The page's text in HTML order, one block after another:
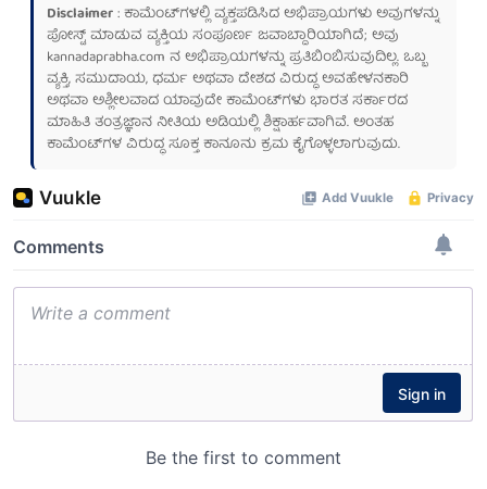
Disclaimer: ಕಾಮೆಂಟ್‌ಗಳಲ್ಲಿ ವ್ಯಕ್ತಪಡಿಸಿದ ಅಭಿಪ್ರಾಯಗಳು ಅವುಗಳನ್ನು
ಪೋಸ್ಟ್ ಮಾಡುವ ವ್ಯಕ್ತಿಯ ಸಂಪೂರ್ಣ ಜವಾಬ್ದಾರಿಯಾಗಿದೆ; ಅವು
kannadaprabha.com ನ ಅಭಿಪ್ರಾಯಗಳನ್ನು ಪ್ರತಿಬಿಂಬಿಸುವುದಿಲ್ಲ. ಒಬ್ಬ
ವ್ಯಕ್ತಿ, ಸಮುದಾಯ, ಧರ್ಮ ಅಥವಾ ದೇಶದ ವಿರುದ್ಧ ಅವಹೇಳನಕಾರಿ
ಅಥವಾ ಅಶ್ಲೀಲವಾದ ಯಾವುದೇ ಕಾಮೆಂಟ್‌ಗಳು ಭಾರತ ಸರ್ಕಾರದ
ಮಾಹಿತಿ ತಂತ್ರಜ್ಞಾನ ನೀತಿಯ ಅಡಿಯಲ್ಲಿ ಶಿಕ್ಷಾರ್ಹವಾಗಿವೆ. ಅಂತಹ
ಕಾಮೆಂಟ್‌ಗಳ ವಿರುದ್ಧ ಸೂಕ್ತ ಕಾನೂನು ಕ್ರಮ ಕೈಗೊಳ್ಳಲಾಗುವುದು.